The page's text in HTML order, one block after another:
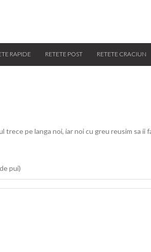
RAPIDE RETETE POST RETETE CRACIUN
trece pe langa noi, iar noi cu greu reusim sa ii
pui)